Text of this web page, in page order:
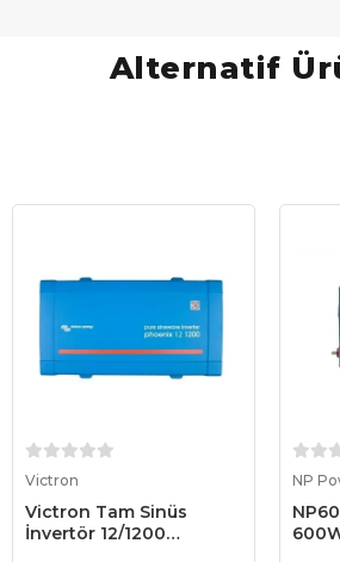
Alternatif
Victron
Victron Tam Sinüs
İnvertör 12/1200
NP